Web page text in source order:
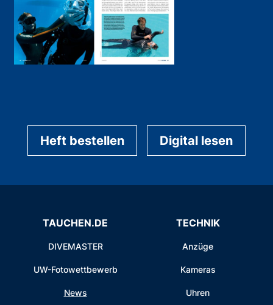
Heft bestellen Digital lesen
TAUCHEN.DE
DIVEMASTER
UW-Fotowettbewerb
News
TECHNIK
Anzüge
Kameras
Uhren